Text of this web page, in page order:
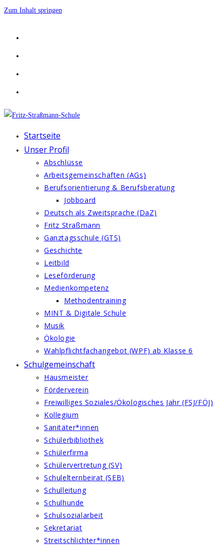
Zum Inhalt springen
Startseite
Unser Profil
Abschlüsse
Arbeitsgemeinschaften (AGs)
Berufsorientierung & Berufsberatung
Jobboard
Deutsch als Zweitsprache (DaZ)
Fritz Straßmann
Ganztagsschule (GTS)
Geschichte
Leitbild
Leseförderung
Medienkompetenz
Methodentraining
MINT & Digitale Schule
Musik
Ökologie
Wahlpflichtfachangebot (WPF) ab Klasse 6
Schulgemeinschaft
Hausmeister
Förderverein
Freiwilliges Soziales/Ökologisches Jahr (FSJ/FÖJ)
Kollegium
Sanitäter*innen
Schülerbibliothek
Schülerfirma
Schülervertretung (SV)
Schulelternbeirat (SEB)
Schulleitung
Schulhunde
Schulsozialarbeit
Sekretariat
Streitschlichter*innen